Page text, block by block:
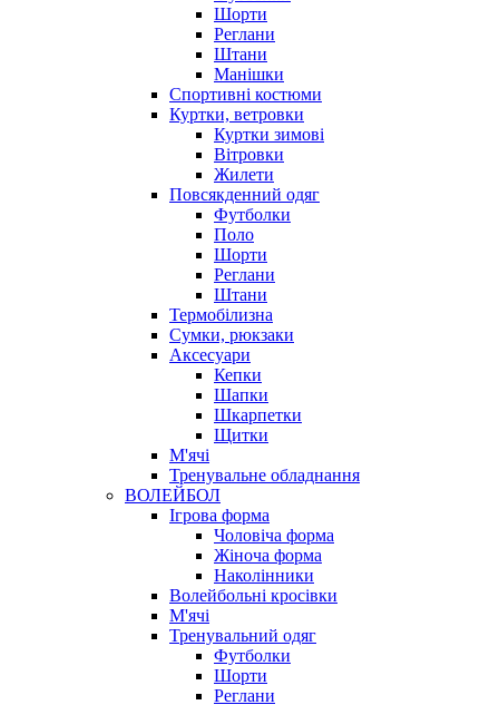
Шорти
Реглани
Штани
Манішки
Спортивні костюми
Куртки, ветровки
Куртки зимові
Вітровки
Жилети
Повсякденний одяг
Футболки
Поло
Шорти
Реглани
Штани
Термобілизна
Сумки, рюкзаки
Аксесуари
Кепки
Шапки
Шкарпетки
Щитки
М'ячі
Тренувальне обладнання
ВОЛЕЙБОЛ
Ігрова форма
Чоловіча форма
Жіноча форма
Наколінники
Волейбольні кросівки
М'ячі
Тренувальний одяг
Футболки
Шорти
Реглани